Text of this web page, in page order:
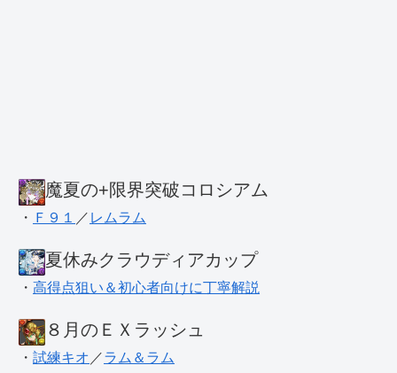
魔夏の+限界突破コロシアム
・ Ｆ９１ ／ レムラム
夏休みクラウディアカップ
・ 高得点狙い＆初心者向けに丁寧解説
８月のＥＸラッシュ
・ 試練キオ ／ラム＆ラム